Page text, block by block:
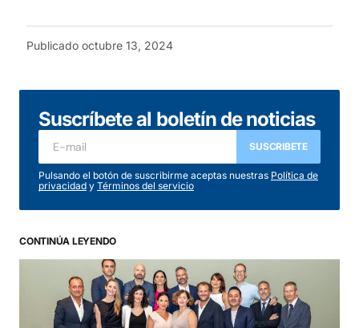
Publicado octubre 13, 2024
Suscríbete al boletín de noticias
SUSCRIBETE
Pulsando el botón de suscribirme aceptas nuestras Política de
privacidad y Términos del servicio
CONTINÚA LEYENDO